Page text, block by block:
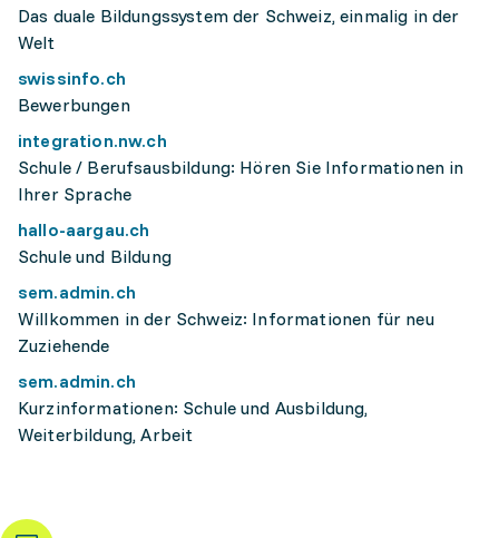
Das duale Bildungssystem der Schweiz, einmalig in der
Welt
swissinfo.ch
Bewerbungen
integration.nw.ch
Schule / Berufsausbildung: Hören Sie Informationen in
Ihrer Sprache
hallo-aargau.ch
Schule und Bildung
sem.admin.ch
Willkommen in der Schweiz: Informationen für neu
Zuziehende
sem.admin.ch
Kurzinformationen: Schule und Ausbildung,
Weiterbildung, Arbeit